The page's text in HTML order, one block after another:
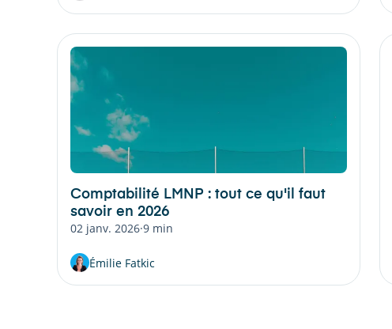
Comptabilité LMNP : tout ce qu'il faut
savoir en 2026
02 janv. 2026·9 min
Émilie Fatkic